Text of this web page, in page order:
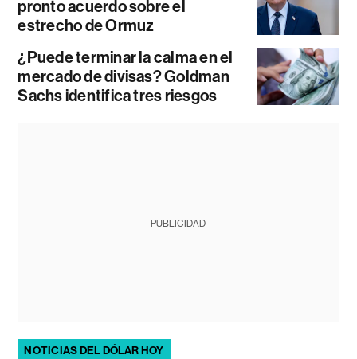
pronto acuerdo sobre el
estrecho de Ormuz
¿Puede terminar la calma en el
mercado de divisas? Goldman
Sachs identifica tres riesgos
PUBLICIDAD
NOTICIAS DEL DÓLAR HOY